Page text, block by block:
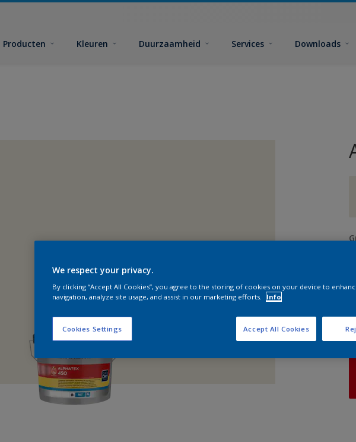
Producten Kleuren Duurzaamheid Services Downloads
We respect your privacy.
By clicking “Accept All Cookies”, you agree to the storing of cookies on your device to
navigation, analyze site usage, and assist in our marketing efforts.
Info
Cookies Settings Accept All Cookies